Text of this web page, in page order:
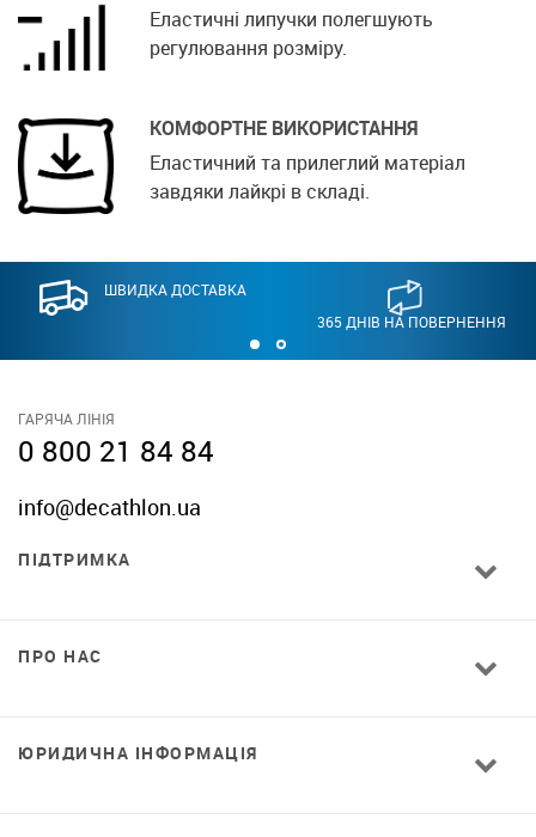
Еластичні липучки полегшують
регулювання розміру.
КОМФОРТНЕ ВИКОРИСТАННЯ
Еластичний та прилеглий матеріал
завдяки лайкрі в складі.
ШВИДКА ДОСТАВКА
365 ДНІВ НА ПОВЕРНЕННЯ
ГАРЯЧА ЛІНІЯ
0 800 21 84 84
info@decathlon.ua
ПІДТРИМКА
ПРО НАС
ЮРИДИЧНА ІНФОРМАЦІЯ